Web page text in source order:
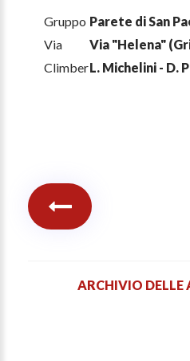
Gruppo Parete di San
Via
Via "Helena"
ClimberL. Michelini - D.
ARCHIVIO DELLE